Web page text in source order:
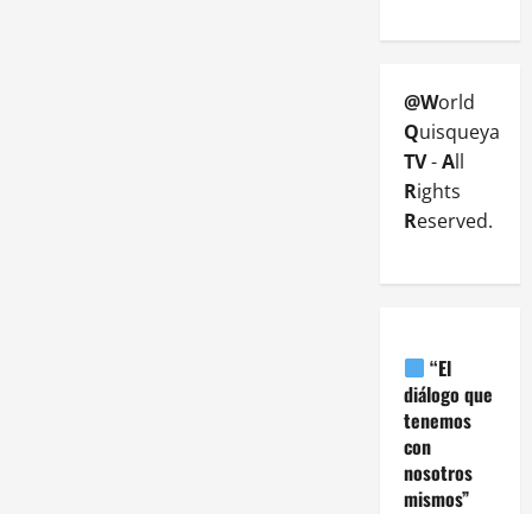
@World
Quisqueya
TV-All
Rights
Reserved.
“El
diálogo que
tenemos
con
nosotros
mismos”